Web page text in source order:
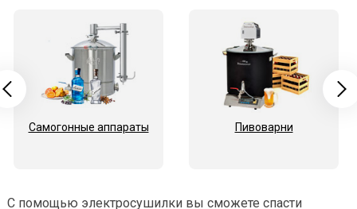
Самогонные аппараты Пивоварни
С помощью электросушилки вы сможете спасти